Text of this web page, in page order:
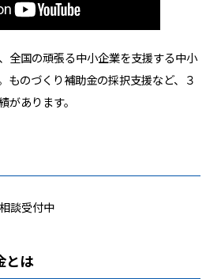
全国の頑張る中小企業を支援する中小
ものづくり補助金の採択支援など、３
があります。
談受付中
とは